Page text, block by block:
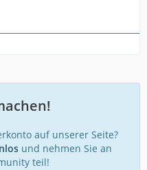
auf unserer Seite?
und nehmen Sie an
teil!